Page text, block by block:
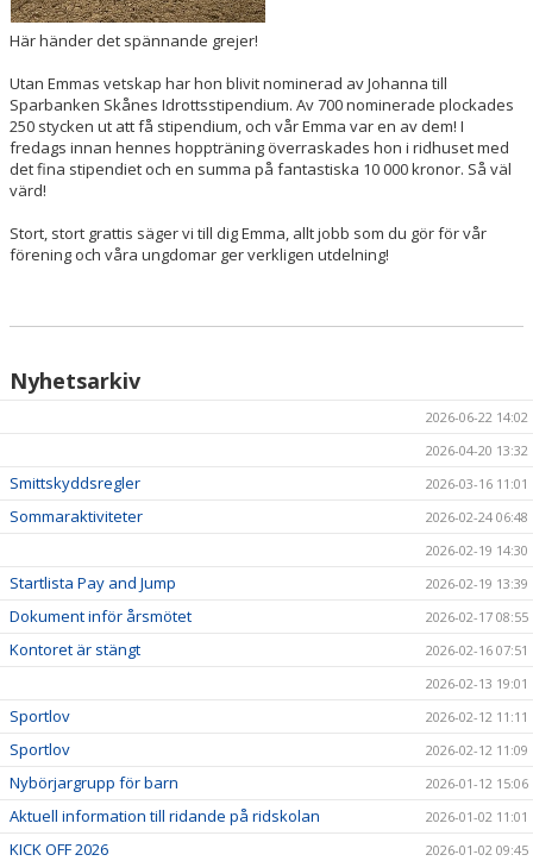
Här händer det spännande grejer!
Utan Emmas vetskap har hon blivit nominerad av Johanna till
Sparbanken Skånes Idrottsstipendium. Av 700 nominerade plockades
250 stycken ut att få stipendium, och vår Emma var en av dem! I
fredags innan hennes hoppträning överraskades hon i ridhuset med
det fina stipendiet och en summa på fantastiska 10 000 kronor. Så väl
värd!
Stort, stort grattis säger vi till dig Emma, allt jobb som du gör för vår
förening och våra ungdomar ger verkligen utdelning!
Nyhetsarkiv
2026-06-22 14:02
2026-04-20 13:32
Smittskyddsregler 2026-03-16 11:01
Sommaraktiviteter
2026-02-24 06:48
2026-02-19 14:30
Startlista Pay and Jump 2026-02-19 13:39
Dokument inför årsmötet 2026-02-17 08:55
Kontoret är stängt
2026-02-16 07:51
2026-02-13 19:01
Sportlov 2026-02-12 11:11
Sportlov 2026-02-12 11:09
Nybörjargrupp för barn 2026-01-12 15:06
Aktuell information till ridande på ridskolan 2026-01-02 11:01
KICK OFF 2026
2026-01-02 09:45